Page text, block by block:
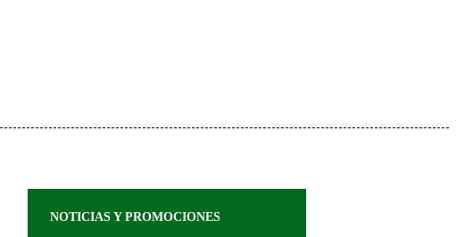
NOTICIAS Y PROMOCIONES